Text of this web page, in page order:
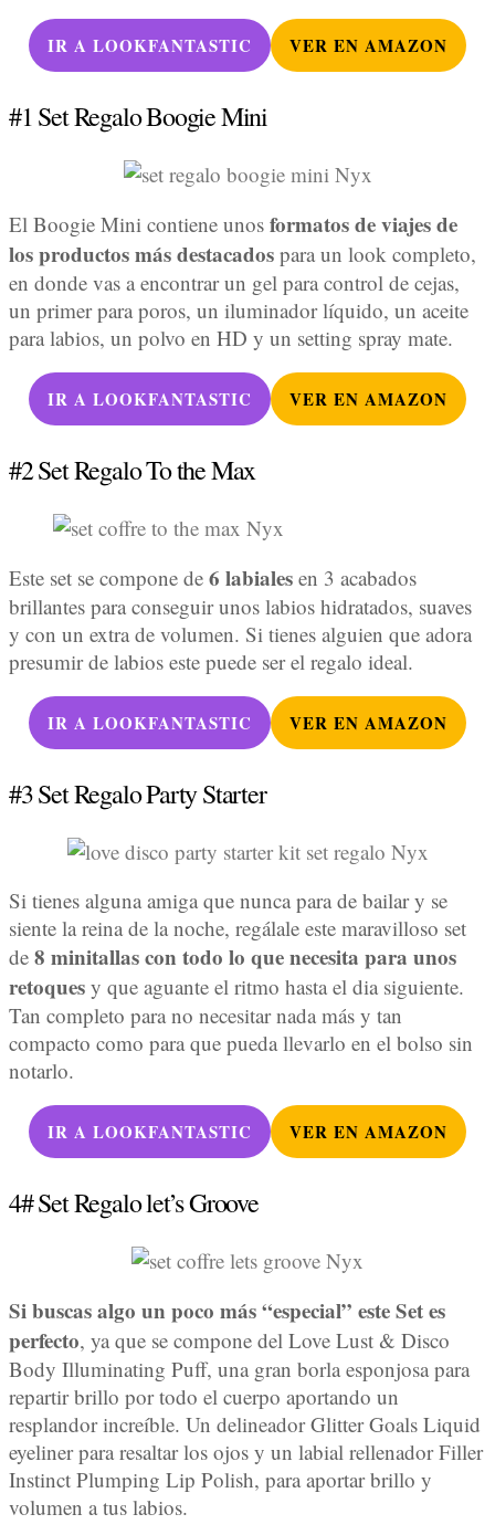
IR A LOOKFANTASTIC VER EN AMAZON
#1 Set Regalo Boogie Mini
El Boogie Mini contiene unos formatos de viajes de
los productos más destacados para un look completo,
en donde vas a encontrar un gel para control de cejas,
un primer para poros, un iluminador líquido, un aceite
para labios, un polvo en HD y un setting spray mate.
IR A LOOKFANTASTIC VER EN AMAZON
#2 Set Regalo To the Max
Este set se compone de 6 labiales en 3 acabados
brillantes para conseguir unos labios hidratados, suaves
y con un extra de volumen. Si tienes alguien que adora
presumir de labios este puede ser el regalo ideal.
IR A LOOKFANTASTIC VER EN AMAZON
#3 Set Regalo Party Starter
Si tienes alguna amiga que nunca para de bailar y se
siente la reina de la noche, regálale este maravilloso set
de 8 minitallas con todo lo que necesita para unos
retoques y que aguante el ritmo hasta el dia siguiente.
Tan completo para no necesitar nada más y tan
compacto como para que pueda llevarlo en el bolso sin
notarlo.
IR A LOOKFANTASTIC VER EN AMAZON
4# Set Regalo let’s Groove
Si buscas algo un poco más “especial” este Set es
perfecto, ya que se compone del Love Lust & Disco
Body Illuminating Puff, una gran borla esponjosa para
repartir brillo por todo el cuerpo aportando un
resplandor increíble. Un delineador Glitter Goals Liquid
eyeliner para resaltar los ojos y un labial rellenador Filler
Instinct Plumping Lip Polish, para aportar brillo y
volumen a tus labios.